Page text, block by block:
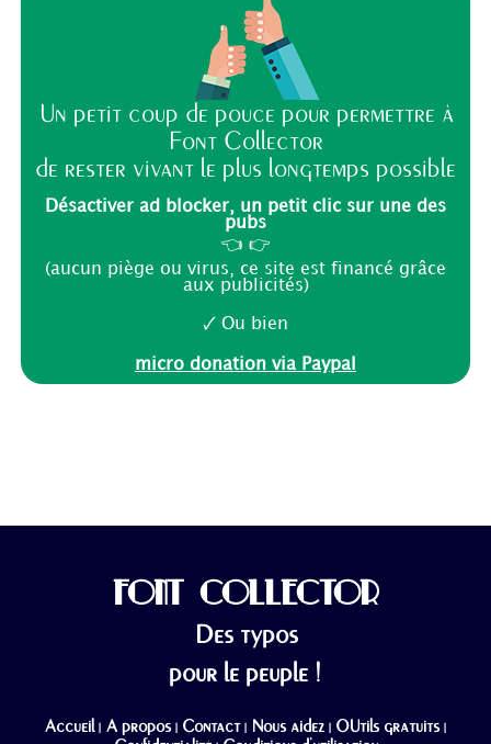
Un petit coup de pouce pour permettre à
Font Collector
de rester vivant le plus longtemps possible
Désactiver ad blocker, un petit clic sur une des
pubs
👈 👉
(aucun piège ou virus, ce site est financé grâce
aux publicités)
🗸 Ou bien
micro donation via Paypal
FONT COLLECTOR
Des typos
pour le peuple !
Accueil| A propos| Contact Nous aidez OUtils gratuits|